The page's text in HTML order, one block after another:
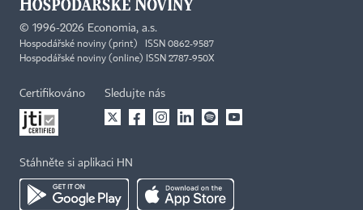
© 1996-2026 Economia, a.s.
Hospodářské noviny (print) ISSN 0862-9587
Hospodářské noviny (online) ISSN 2787-950X
Certifikováno Sledujte nás
Stáhněte si aplikaci HN